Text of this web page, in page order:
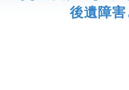
後遺障害